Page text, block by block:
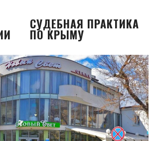
СУДЕБНАЯ ПРАКТИКА
ПО КРЫМУ